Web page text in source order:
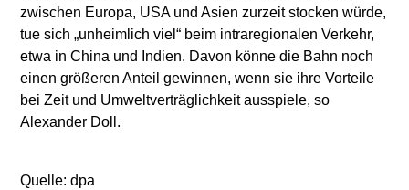
zwischen Europa, USA und Asien zurzeit stocken würde,
tue sich „unheimlich viel“ beim intraregionalen Verkehr,
etwa in China und Indien. Davon könne die Bahn noch
einen größeren Anteil gewinnen, wenn sie ihre Vorteile
bei Zeit und Umweltverträglichkeit ausspiele, so
Alexander Doll.
Quelle: dpa